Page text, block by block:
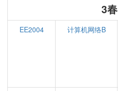
3春
EE2004 计算机网络B